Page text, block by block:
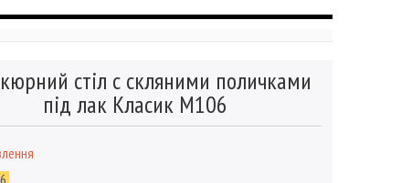
стіл c скляними поличками
під лак Класик М106